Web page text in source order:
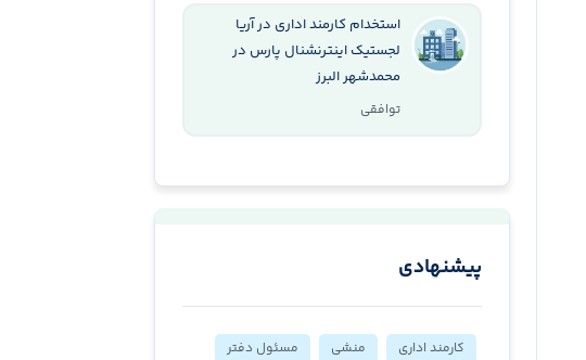
استخدام کارمند اداری در آریا
لجستیک اینترنشنال پارس در
محمدشهر البرز
توافقی
پیشنهادی
کارمند اداری منشی
مسئول دفتر